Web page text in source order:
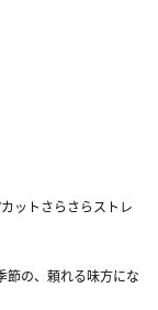
ットさらさらストレ
節の、頼れる味方にな